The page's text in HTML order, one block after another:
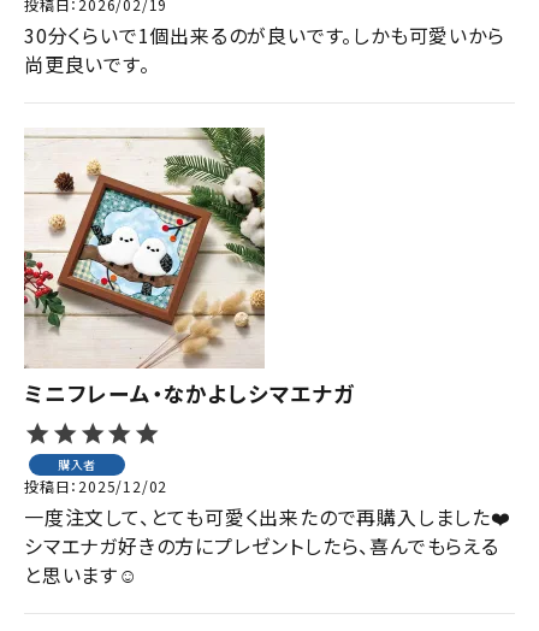
投稿日 2026/02/19
30分くらいで1個出来るのが良いです。しかも可愛いから
尚更良いです。
ミニフレーム・なかよしシマエナガ
購入者
投稿日 2025/12/02
一度注文して、とても可愛く出来たので再購入しました❤️
シマエナガ好きの方にプレゼントしたら、喜んでもらえる
と思います☺️